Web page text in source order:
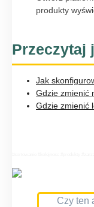
produkty
Przeczytaj
Jak
Gdzie zmienić
Gdzie zmienić
Czy ten